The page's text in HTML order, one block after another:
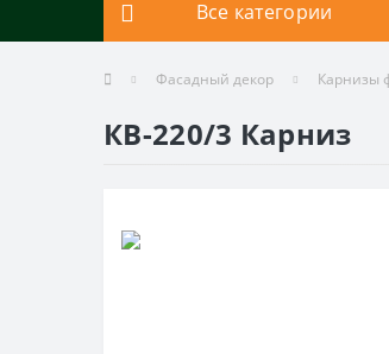
Все категории
Фасадный декор Карнизы
КВ-220/3 Карниз